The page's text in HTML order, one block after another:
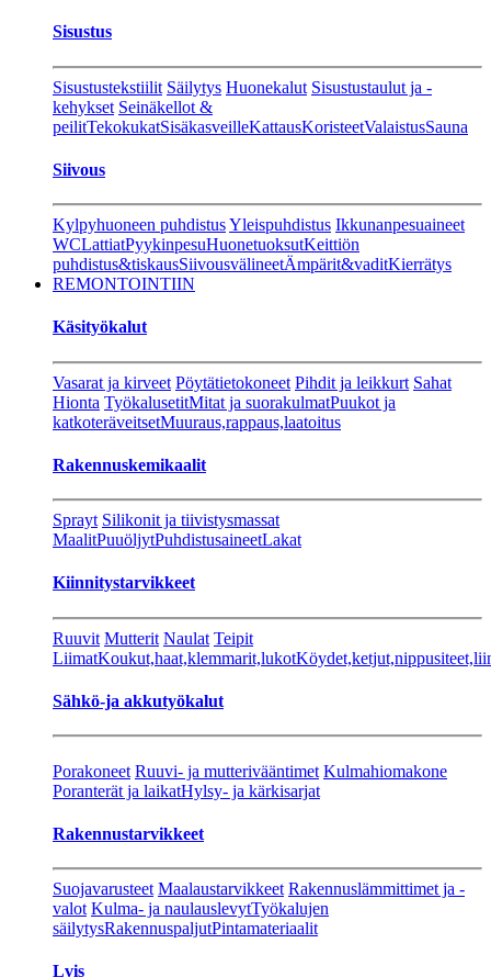
Sisustus
Sisustustekstiilit Säilytys Huonekalut Sisustustaulut ja -
kehykset Seinäkellot &
peilitTekokukatSisäkasveilleKattausKoristeetValaistusSauna
Siivous
Kylpyhuoneen puhdistusYleispuhdistus Ikkunanpesuaineet
WCLattiatPyykinpesuHuonetuoksutKeittiön
puhdistus&tiskausSiivousvälineetÄmpärit&vaditKierrätys
REMONTOINTIIN
Käsityökalut
Vasarat ja kirveet Pöytätietokoneet Pihdit ja leikkurt Sahat
Hionta TyökalusetitMitat ja suorakulmatPuukot ja
katkoteräveitsetMuuraus,rappaus,laatoitus
Rakennuskemikaalit
Sprayt Silikonit ja tiivistysmassat
MaalitPuuöljytPuhdistusaineetLakat
Kiinnitystarvikkeet
Ruuvit Mutterit Naulat Teipit
LiimatKoukut,haat,klemmarit,lukot
Sähkö-ja akkutyökalut
Porakoneet Ruuvi- ja mutterivääntimet Kulmahiomakone
Poranterät ja laikatHylsy- ja kärkisarjat
Rakennustarvikkeet
Suojavarusteet Maalaustarvikkeet Rakennuslämmittimet ja -
valot Kulma- ja naulauslevytTyökalujen
säilytysRakennuspaljutPintamateriaalit
Lvis